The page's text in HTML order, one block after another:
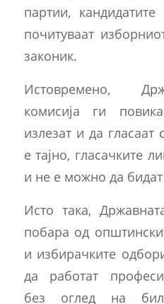
партии,
почитуваат
законик.
Истовремено,
комисија ги
излезат и да
е тајно, гласачките
и не е можно да
Исто така,
побара од
и избирачките
да работат
без оглед на